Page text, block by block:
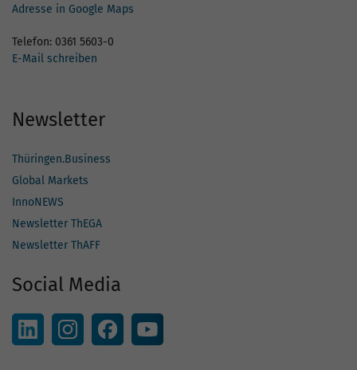
Adresse in Google Maps
Telefon: 0361 5603-0
E-Mail schreiben
Newsletter
Thüringen.Business
Global Markets
InnoNEWS
Newsletter ThEGA
Newsletter ThAFF
Social Media